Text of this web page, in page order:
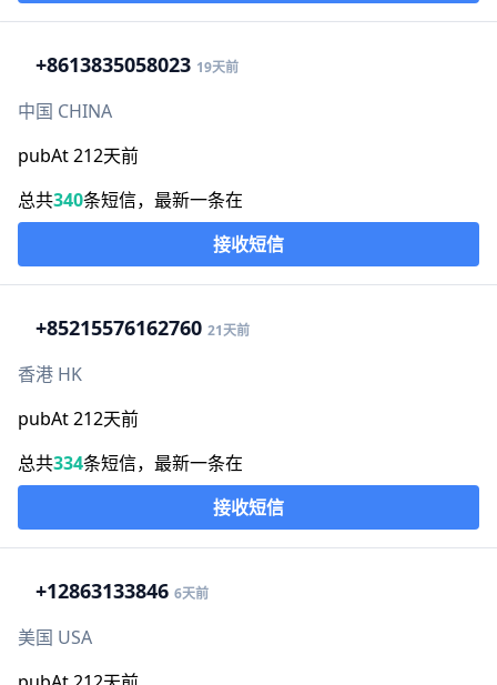
+8613835058023 19天前
中国 CHINA
pubAt 212天前
总共340条短信，最新一条在
接收短信
+85215576162760 21天前
香港 HK
pubAt 212天前
总共334条短信，最新一条在
接收短信
+12863133846 6天前
美国 USA